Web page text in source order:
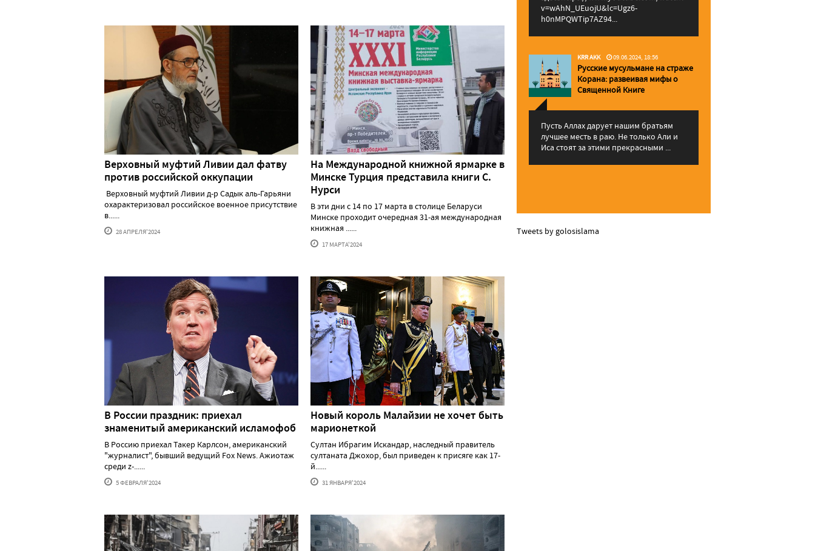
Верховный муфтий Ливии дал фатву
против российской оккупации
Верховный муфтий Ливии д-р Садык аль-Гарьяни
охарактеризовал российское военное присутствие
в......
28 АПРЕЛЯ'2024
На Международной книжной ярмарке в
Минске Турция представила книги С.
Нурси
В эти дни с 14 по 17 марта в столице Беларуси
Минске проходит очередная 31-ая международная
книжная ......
17 МАРТА'2024
В России праздник: приехал
знаменитый американский исламофоб
В Россию приехал Такер Карлсон, американский
"журналист", бывший ведущий Fox News. Ажиотаж
среди z-......
5 ФЕВРАЛЯ'2024
Новый король Малайзии не хочет быть
марионеткой
Султан Ибрагим Искандар, наследный правитель
султаната Джохор, был приведен к присяге как 17-
й......
31 ЯНВАРЯ'2024
v=wAhN_UEuojU&lc=Ugz6-
h0nMPQWTip7AZ94...
KRR AKK 09.06.2024, 18:56
Русские мусульмане на страже
Корана: pазвеивая мифы о
Священной Книге
Пусть Аллах дарует нашим братьям
лучшее месть в раю. Не только Али и
Иса стоят за этими прекрасными ...
Tweets by golosislama